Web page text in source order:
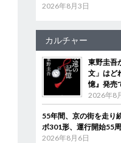
2026年8月3日
カルチャー
東野圭吾
文」はど
憶』発売
2026年8
55年間、京の街を走
ボ301形、運行開始55
2026年8月6日